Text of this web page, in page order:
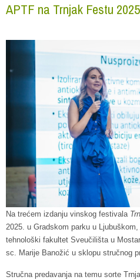
APTF na Trnjak Festu 2025
Na trećem izdanju vinskog festivala
2025. u Gradskom parku u
tehnološki fakultet Sveučilišta u
sc. Marije Banožić u sklopu stručnog
Stručna predavanja na temu sorte